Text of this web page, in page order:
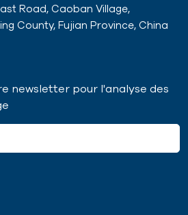
Road, Caoban Village,
County, Fujian Province, China
newsletter pour l'analyse des